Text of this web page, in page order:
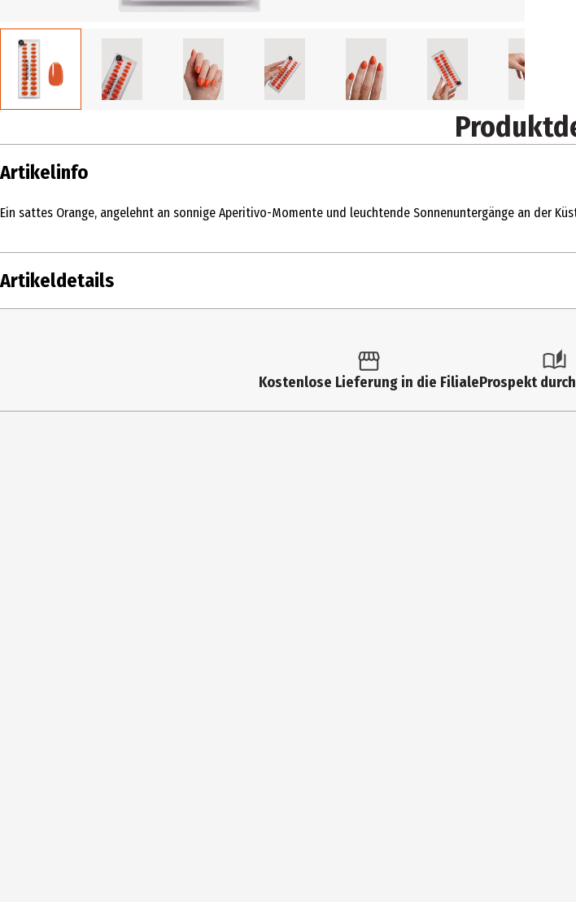
Artikelinfo
Ein sattes Orange, angelehnt an sonnige Aperitivo-Momente und leuchtende Sonnenuntergänge an der
Artikeldetails
Kostenlose Lieferung in die FilialeProspekt